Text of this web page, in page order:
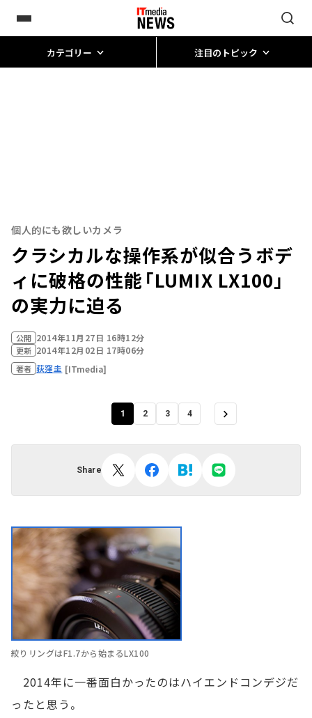
カテゴリー 注目のトピック
個人的にも欲しいカメラ
クラシカルな操作系が似合うボデ
ィに破格の性能――「LUMIX LX100」
の実力に迫る
公開 2014年11月27日 16時12分
更新 2014年12月02日 17時06分
著者 荻窪圭 [ITmedia]
1 2 3 4
Share
絞りリングはF1.7から始まるLX100
2014年に一番面白かったのはハイエンドコンデジだ
ったと思う。